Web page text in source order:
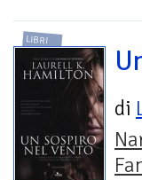
LIBRI
di